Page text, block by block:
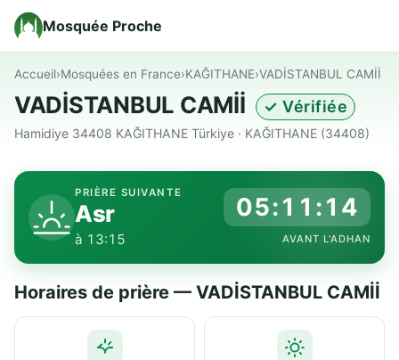
Mosquée Proche
Accueil›Mosquées en France›KAĞITHANE›VADİSTANBUL CAMİİ
VADİSTANBUL CAMİİ ✓ Vérifiée
Hamidiye 34408 KAĞITHANE Türkiye · KAĞITHANE (34408)
PRIÈRE SUIVANTE
Asr
à 13:15
05:11:14
AVANT L'ADHAN
Horaires de prière — VADİSTANBUL CAMİİ